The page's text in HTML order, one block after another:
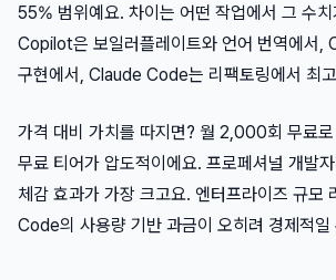
55% 범위예요. 차이는 어떤 작업에서 그 수
Copilot은 보일러플레이트와 언어 번역에서,
구현에서, Claude Code는 리팩토링에서 최
가격 대비 가치를 따지면? 월 2,000회 무료
무료 티어가 압도적이에요. 프로페셔널 개발
체감 효과가 가장 크고요. 엔터프라이즈 규모
Code의 사용량 기반 과금이 오히려 경제적일